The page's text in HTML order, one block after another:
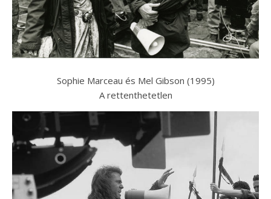
Sophie Marceau és Mel Gibson (1995)
A rettenthetetlen